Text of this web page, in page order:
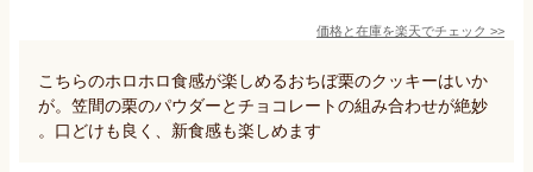
価格と在庫を楽天でチェック >>
こちらのホロホロ食感が楽しめるおちぼ栗のクッキーはいか
が。笠間の栗のパウダーとチョコレートの組み合わせが絶妙
。口どけも良く、新食感も楽しめます